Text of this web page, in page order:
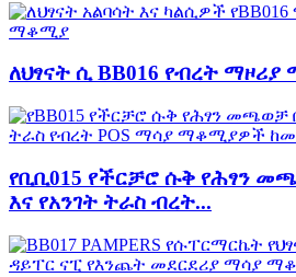
ለህፃናት ሲ BB016 የብረት
የቢቢ015 የችርቻሮ ሱቅ የሕፃን
እና የአንገት ትራስ ብረት...